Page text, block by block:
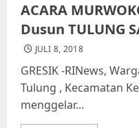
ACARA
Dusun TULUNG
JULI 8, 2018
GRESIK -RINews,
Tulung , Kecamatan
menggelar...